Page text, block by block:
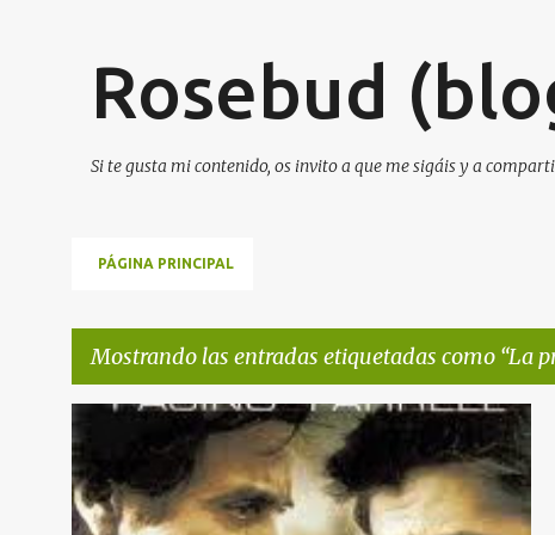
Rosebud
Si te gusta mi contenido, os invito a que me sigáis y a
PÁGINA PRINCIPAL
Mostrando las entradas etiquetadas como La
E
n
t
LA PRUEBA PELÍCULA COMPLETA